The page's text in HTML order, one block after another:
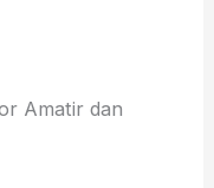
Amatir dan